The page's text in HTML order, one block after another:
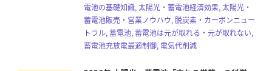
電池の基礎知識, 太陽光・蓄電池経済効果, 太陽光・
蓄電池販売・営業ノウハウ, 脱炭素・カーボンニュー
トラル, 蓄電池, 蓄電池は元が取れる・元が取れない,
蓄電池充放電最適制御, 電気代削減